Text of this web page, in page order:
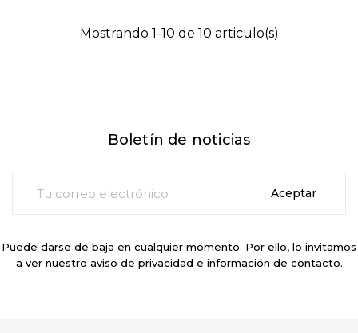
Mostrando 1-10 de 10 articulo(s)
Boletín de noticias
Puede darse de baja en cualquier momento. Por ello, lo invitamos
a ver nuestro aviso de privacidad e información de contacto.